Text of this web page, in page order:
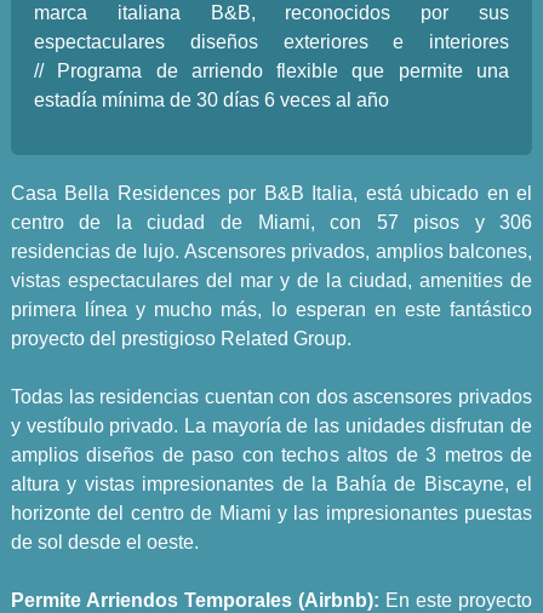
marca italiana B&B, reconocidos por sus
espectaculares diseños exteriores e interiores
// Programa de arriendo flexible que permite una
estadía mínima de 30 días 6 veces al año
Casa Bella Residences por B&B Italia, está ubicado en el
centro de la ciudad de Miami, con 57 pisos y 306
residencias de lujo. Ascensores privados, amplios balcones,
vistas espectaculares del mar y de la ciudad, amenities de
primera línea y mucho más, lo esperan en este fantástico
proyecto del prestigioso Related Group.
Todas las residencias cuentan con dos ascensores privados
y vestíbulo privado. La mayoría de las unidades disfrutan de
amplios diseños de paso con techos altos de 3 metros de
altura y vistas impresionantes de la Bahía de Biscayne, el
horizonte del centro de Miami y las impresionantes puestas
de sol desde el oeste.
Permite Arriendos Temporales (Airbnb): En este proyecto